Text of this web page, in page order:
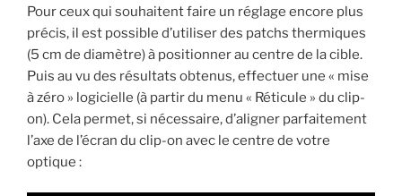
Pour ceux qui souhaitent faire un réglage encore plus
précis, il est possible d’utiliser des patchs thermiques
(5 cm de diamètre) à positionner au centre de la cible.
Puis au vu des résultats obtenus, effectuer une « mise
à zéro » logicielle (à partir du menu « Réticule » du clip-
on). Cela permet, si nécessaire, d’aligner parfaitement
l’axe de l’écran du clip-on avec le centre de votre
optique :